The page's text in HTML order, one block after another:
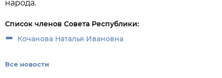
народа.
Список членов Совета Республики:
Кочанова Наталья Ивановна
Все новости